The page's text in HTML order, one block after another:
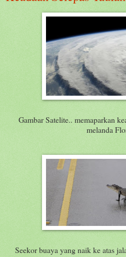
Gambar Satelite.. memaparkan
melanda
Seekor buaya yang naik ke atas